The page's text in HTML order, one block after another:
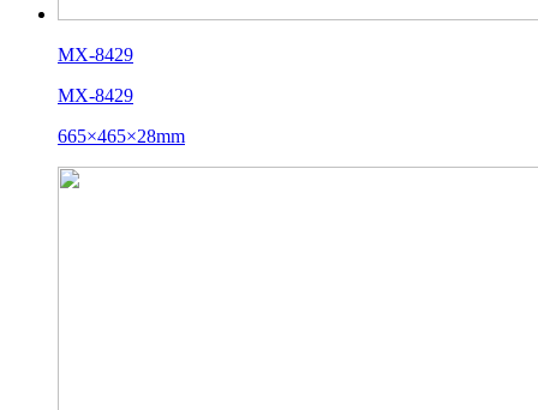
MX-8429
MX-8429
665×465×28mm